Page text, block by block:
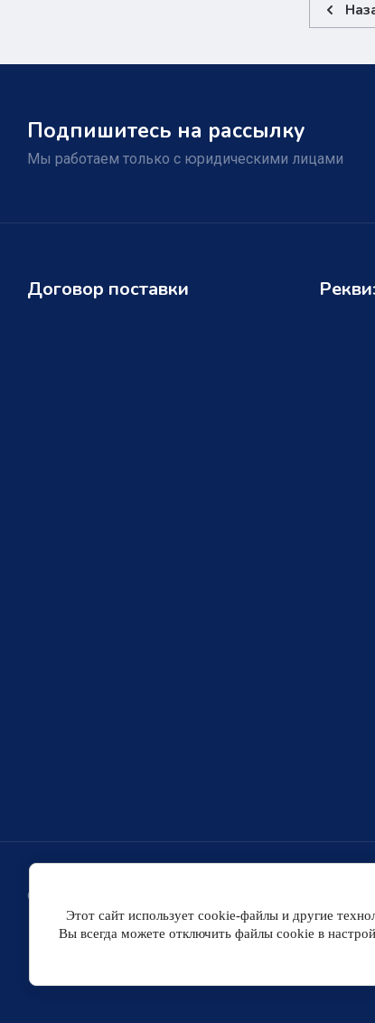
Подпишитесь на рассылку
Мы работаем только с юридическими лицами
Договор поставки
© 2017 - 2026
Этот сайт использует cookie-файлы и другие
Вы всегда можете отключить файлы cookie в